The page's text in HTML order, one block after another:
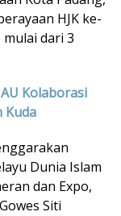
HJK ke-
dari 3
Kolaborasi
Kuda
Dunia Islam
dan Expo,
Siti